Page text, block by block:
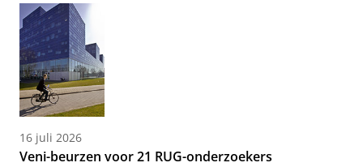
16 juli 2026
Veni-beurzen voor 21 RUG-onderzoekers